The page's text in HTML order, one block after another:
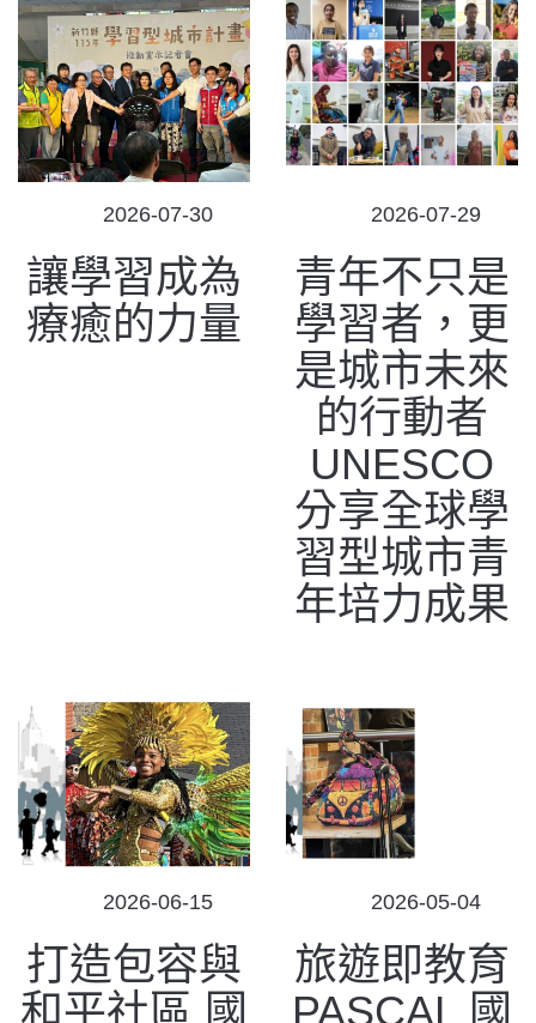
POSTED
2026-07-30
讓學習成為
療癒的力量
POSTED
2026-07-29
青年不只是
學習者，更
是城市未來
的行動者
UNESCO
分享全球學
習型城市青
年培力成果
POSTED
2026-06-15
打造包容與
和平社區 國
POSTED
2026-05-04
旅遊即教育
PASCAL 國